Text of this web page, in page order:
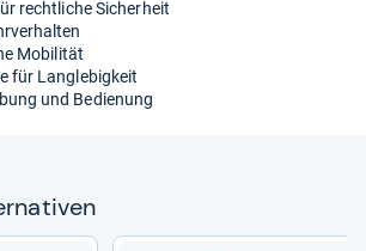
recht­li­che Sicher­heit
Mobi­li­tät
für Lang­le­big­keit
und Bedie­nung